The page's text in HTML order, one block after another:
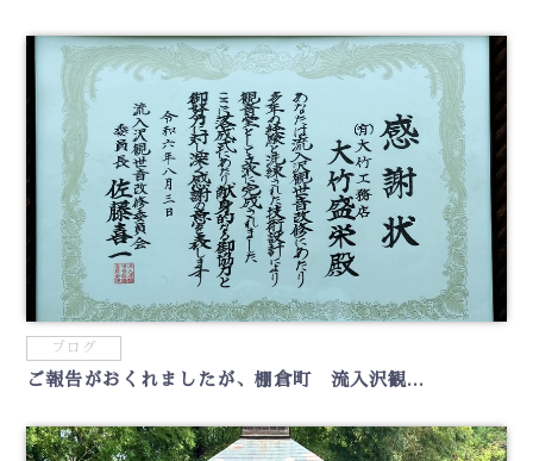
ブログ
ご報告がおくれましたが、棚倉町 流入沢観...